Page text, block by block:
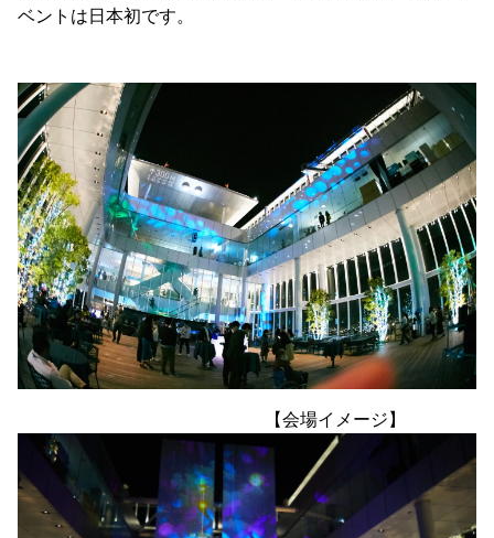
ベントは日本初です。
【会場イメージ】